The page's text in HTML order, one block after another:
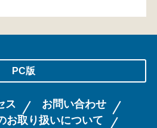
PC版
ス
お問い合わせ
お取り扱いについて